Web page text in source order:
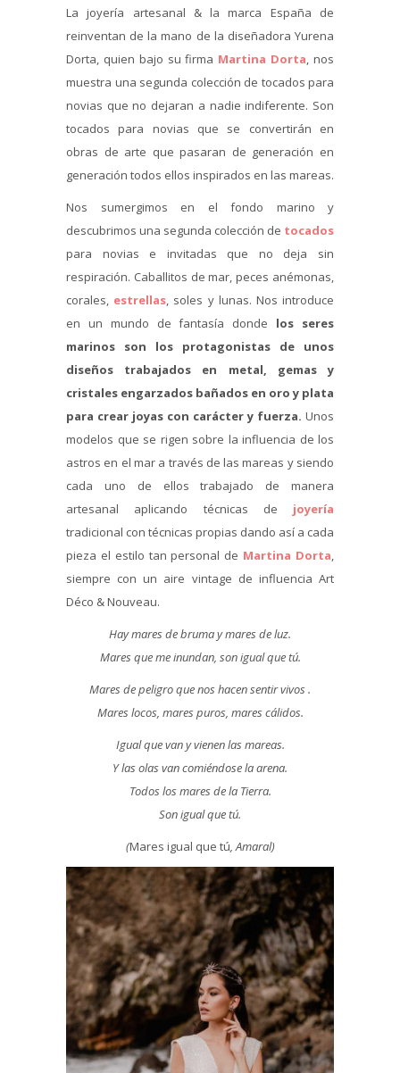
La joyería artesanal & la marca España de
reinventan de la mano de la diseñadora Yurena
Dorta, quien bajo su firma Martina Dorta, nos
muestra una segunda colección de tocados para
novias que no dejaran a nadie indiferente. Son
tocados para novias que se convertirán en
obras de arte que pasaran de generación en
generación todos ellos inspirados en las mareas.
Nos sumergimos en el fondo marino y
descubrimos una segunda colección de tocados
para novias e invitadas que no deja sin
respiración. Caballitos de mar, peces anémonas,
corales, estrellas, soles y lunas. Nos introduce
en un mundo de fantasía donde los seres
marinos son los protagonistas de unos
diseños trabajados en metal, gemas y
cristales engarzados bañados en oro y plata
para crear joyas con carácter y fuerza. Unos
modelos que se rigen sobre la influencia de los
astros en el mar a través de las mareas y siendo
cada uno de ellos trabajado de manera
artesanal aplicando técnicas de joyería
tradicional con técnicas propias dando así a cada
pieza el estilo tan personal de Martina Dorta,
siempre con un aire vintage de influencia Art
Déco & Nouveau.
Hay mares de bruma y mares de luz.
Mares que me inundan, son igual que tú.
Mares de peligro que nos hacen sentir vivos .
Mares locos, mares puros, mares cálidos.
Igual que van y vienen las mareas.
Y las olas van comiéndose la arena.
Todos los mares de la Tierra.
Son igual que tú.
(Mares igual que tú, Amaral)